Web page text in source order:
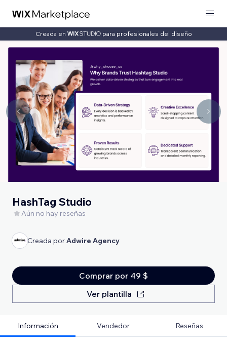
Creada en para profesionales del diseño
HashTag Studio
Aún no hay reseñas
Creada porAdwire Agency
Comprar por 49 $
Ver plantilla
Información Vendedor Reseñas